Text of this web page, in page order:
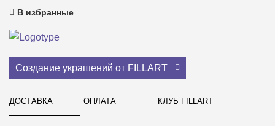
В избранные
Создание украшений от FILLART
ДОСТАВКА ОПЛАТА КЛУБ FILLART